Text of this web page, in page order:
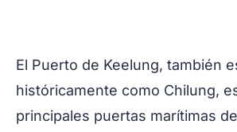
El Puerto de Keelung, también
históricamente como Chilung,
principales puertas marítimas